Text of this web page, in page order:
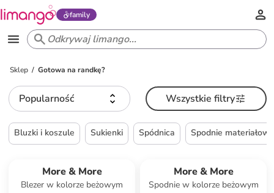
family
Sklep Gotowa na randkę?
Popularność Wszystkie filtry
Bluzki i koszule Sukienki Spódnica Spodnie
More & More
Blezer w kolorze beżowym
More & More
Spodnie w kolorze beżowym